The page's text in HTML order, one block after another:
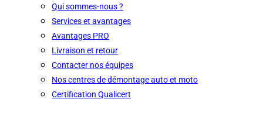
Qui sommes-nous ?
Services et avantages
Avantages PRO
Livraison et retour
Contacter nos équipes
Nos centres de démontage auto et moto
Certification Qualicert